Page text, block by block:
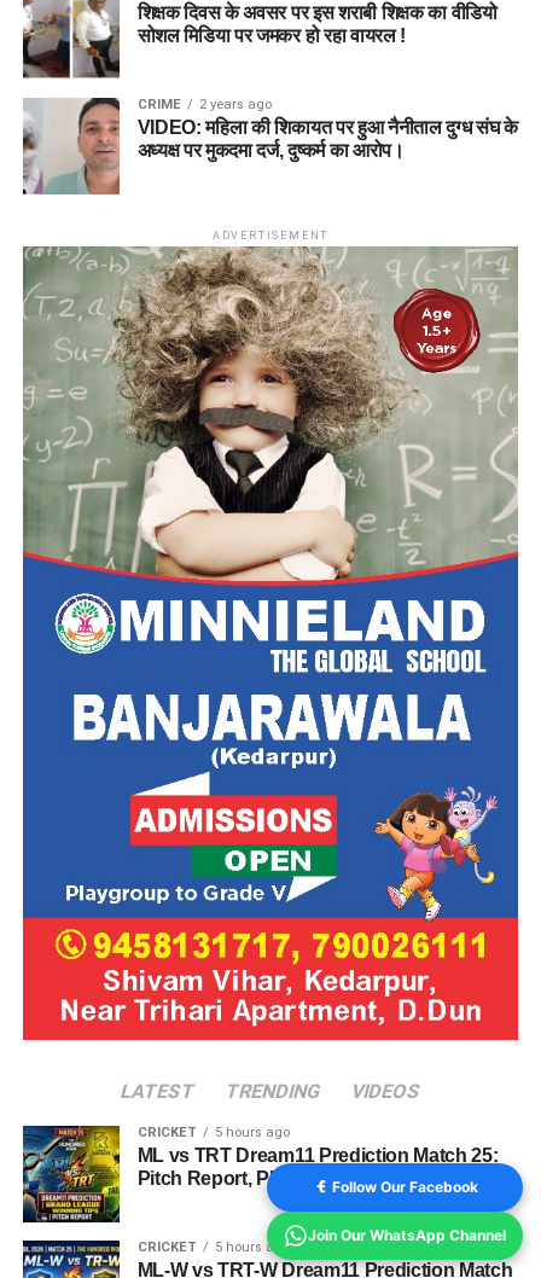
शिक्षक दिवस के अवसर पर इस शराबी शिक्षक का वीडियो
सोशल मिडिया पर जमकर हो रहा वायरल !
CRIME 2 years ago
VIDEO: महिला की शिकायत पर हुआ नैनीताल दुग्ध संघ के
अध्यक्ष पर मुकदमा दर्ज, दुष्कर्म का आरोप।
ADVERTISEMENT
LATEST TRENDING VIDEOS
CRICKET 5 hours ago
ML vs TRT Dream11 Prediction Match 25:
Pitch Report, Playing 11 & Fantasy Tips
CRICKET 5 hours ago
ML-W vs TRT-W Dream11 Prediction Match
Follow Our Facebook
Join Our WhatsApp Channel